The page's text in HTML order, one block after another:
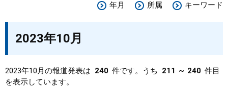
くらし・環境
教育・文化・スポーツ
年月
所属 キーワード
2023年10月
2023年10月の報道発表は 240 件です。うち 211 ～ 240 件目
を表示しています。